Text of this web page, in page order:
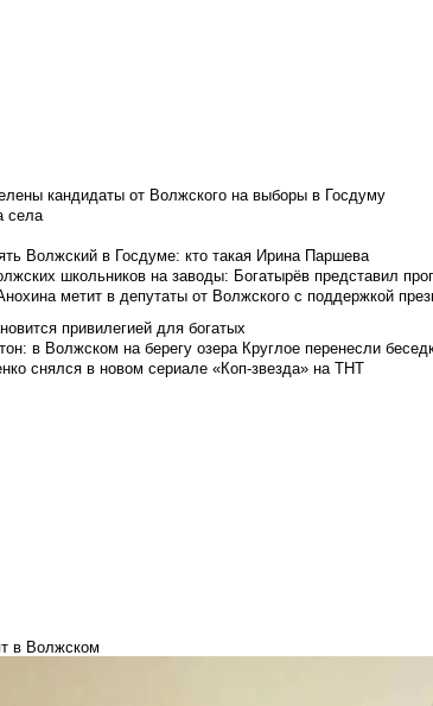
кандидаты от Волжского на выборы в Госдуму
села
Волжский в Госдуме: кто такая Ирина Паршева
школьников на заводы: Богатырёв представил
метит в депутаты от Волжского с поддержкой
привилегией для богатых
в Волжском на берегу озера Круглое перенесли
снялся в новом сериале «Коп-звезда» на ТНТ
в Волжском